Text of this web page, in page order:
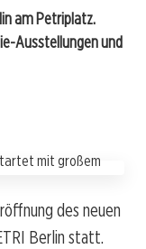
am Petriplatz.
Ausstellungen und
des neuen
Berlin statt.